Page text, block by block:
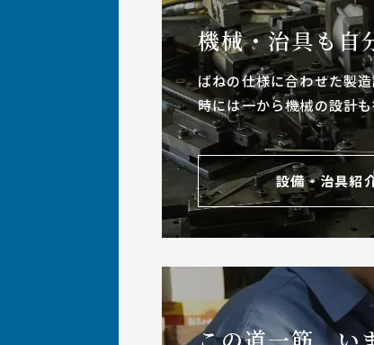
機械・治具も自
ばねの仕様に合わせた製
時には一から機械の設計
設備・治具紹